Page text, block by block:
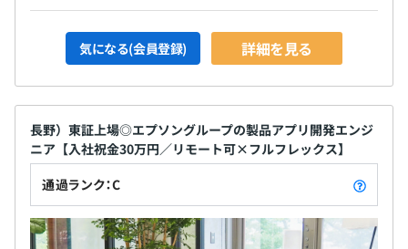
気になる(会員登録) 詳細を見る
長野）東証上場◎エプソングループの製品アプリ開発エンジ
ニア【入社祝金30万円／リモート可×フルフレックス】
通過ランク：C